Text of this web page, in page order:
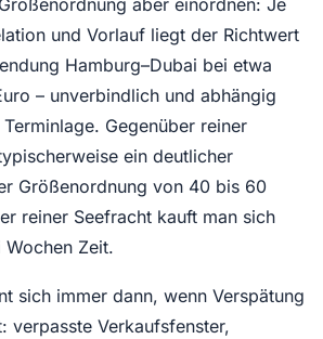
aber einordnen: Je
und Vorlauf liegt der Richtwert
Hamburg–Dubai bei etwa
– unverbindlich und abhängig
Gegenüber reiner
ein deutlicher
Größenordnung von 40 bis 60
reiner Seefracht kauft man sich
Zeit.
sich immer dann, wenn Verspätung
verpasste Verkaufsfenster,